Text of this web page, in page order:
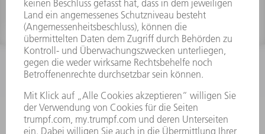
INFORMATION
Häufig gestellte Fragen
Allgemeine Geschäftsbedingungen
KONTAKT